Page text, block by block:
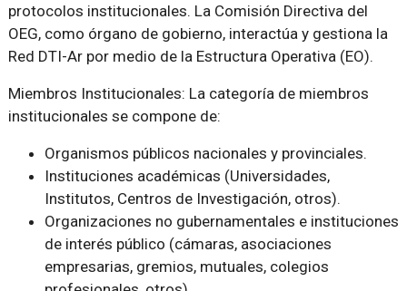
protocolos institucionales. La Comisión Directiva del
OEG, como órgano de gobierno, interactúa y gestiona la
Red DTI-Ar por medio de la Estructura Operativa (EO).
Miembros Institucionales: La categoría de miembros
institucionales se compone de:
Organismos públicos nacionales y provinciales.
Instituciones académicas (Universidades,
Institutos, Centros de Investigación, otros).
Organizaciones no gubernamentales e instituciones
de interés público (cámaras, asociaciones
empresarias, gremios, mutuales, colegios